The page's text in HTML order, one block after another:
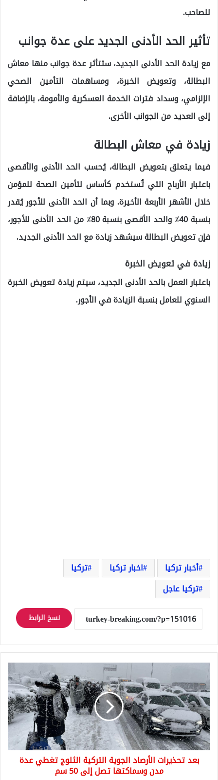
للصاحب.
تأثير الحد الأدنى الجديد على عدة جوانب
مع زيادة الحد الأدنى الجديد، ستتأثر عدة جوانب منها معاش
البطالة، وتعويض الخبرة، ومساهمات التأمين الصحي
الإلزامي، وسداد فترات الخدمة العسكرية والأمومة، بالإضافة
إلى العديد من الجوانب الأخرى.
زيادة في معاش البطالة
فيما يتعلق بتعويض البطالة، يُحسب الحد الأدنى والأقصى
باعتبار الأرباح التي تُستخدم كأساس لتأمين الصحة للمؤمن
خلال الأشهر الأربعة الأخيرة. وبما أن الحد الأدنى للأجور يُقدر
بنسبة 40٪ والحد الأقصى بنسبة 80٪ من الحد الأدنى للأجور،
فإن تعويض البطالة سيشهد زيادة مع الحد الأدنى الجديد.
زيادة في تعويض الخبرة
باعتبار العمل بالحد الأدنى الجديد، سيتم زيادة تعويض الخبرة
السنوي للعامل بنسبة الزيادة في الأجور.
أخبار تركيا اخبار تركيا
تركيا
تركيا عاجل
نسخ الرابط
الأرصاد
الجوية
التركية
الثلوج
تغطي
عدة
مدن
وسماكتها
بعد تحذيرات الأرصاد الجوية التركية الثلوج تغطي عدة
مدن وسماكتها تصل إلى 50 سم